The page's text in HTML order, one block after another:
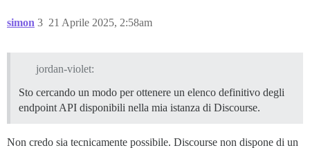
simon 21 Aprile 2025, 2:58am
3
jordan-violet:
Sto cercando un modo per ottenere un elenco definitivo degli
endpoint API disponibili nella mia istanza di Discourse.
Non credo sia tecnicamente possibile. Discourse non dispone di un